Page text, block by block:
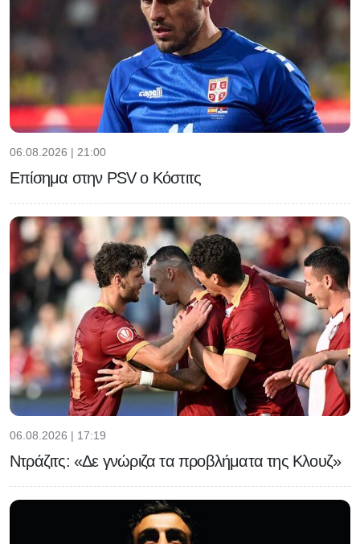
06.08.2026 | 21:00
Επίσημα στην PSV ο Κόστιτς
06.08.2026 | 17:19
Ντράζιτς: «Δε γνώριζα τα προβλήματα της Κλουζ»